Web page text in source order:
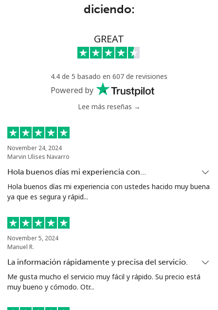
diciendo:
GREAT
4.4 de 5 basado en 607 de revisiones
Powered by
Lee más reseñas →
November 24, 2024
Marvin Ulises Navarro
Hola buenos días mi experiencia con…
Hola buenos días mi experiencia con ustedes hacido muy buena
ya que es segura y rápid...
November 5, 2024
Manuel R.
La información rápidamente y precisa del servicio.
Me gusta mucho el servicio muy fácil y rápido. Su precio está
muy bueno y cómodo. Otr...